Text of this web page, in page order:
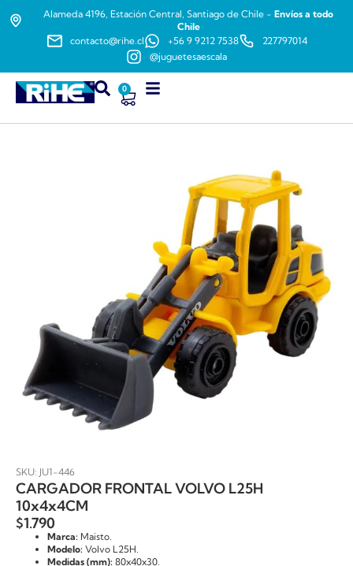
Alameda 4196, Estación Central, Santiago de Chile - Envíos a todo
Chile
contacto@rihe.cl
+56 9 9212 7538
227797014
@juguetesaescala
0
SKU: JU1-446
CARGADOR FRONTAL VOLVO L25H
10x4x4CM
$1.790
Marca: Maisto.
Modelo: Volvo L25H.
Medidas (mm): 80x40x30.